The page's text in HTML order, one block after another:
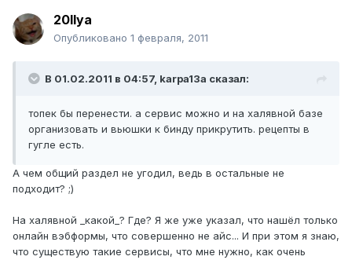
20Ilya
Опубликовано 1 февраля, 2011
В 01.02.2011 в 04:57, karpa13a сказал:
топек бы перенести. а сервис можно и на халявной базе
организовать и вьюшки к бинду прикрутить. рецепты в
гугле есть.
А чем общий раздел не угодил, ведь в остальные не
подходит? ;)
На халявной _какой_? Где? Я же уже указал, что нашёл только
онлайн вэбформы, что совершенно не айс... И при этом я знаю,
что существую такие сервисы, что мне нужно, как очень